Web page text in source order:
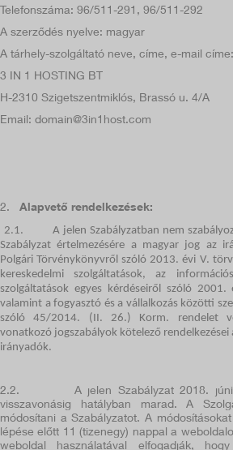
Telefonszáma: 96/511-291, 96/511-292
A szerződés nyelve: magyar
A tárhely-szolgáltató neve, címe, e-mail címe:
3 IN 1 HOSTING BT
H-2310 Szigetszentmiklós, Brassó u. 4/A
Email: domain@3in1host.com
2. Alapvető rendelkezések:
2.1.
A jelen Szabályzatban nem
Szabályzat értelmezésére a magyar jog az
Polgári Törvénykönyvről szóló 2013. évi V.
kereskedelmi szolgáltatások, az
szolgáltatások egyes kérdéseiről szóló
valamint a fogyasztó és a vállalkozás közötti
szóló 45/2014. (II. 26.) Korm. rendelet
vonatkozó jogszabályok kötelező
irányadók.
2.2. A jelen Szabályzat2018.
visszavonásig hatályban marad. A
módosítani a Szabályzatot. A
lépése előtt 11 (tizenegy) nappal a
weboldal használatával elfogadják,